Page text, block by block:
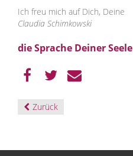
Ich freu mich auf Dich, Deine
Claudia Schimkowski
die Sprache Deiner Seele
Zurück